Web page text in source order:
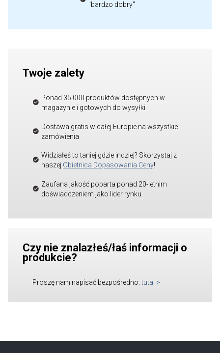
"bardzo dobry"
Twoje zalety
Ponad 35 000 produktów dostępnych w
magazynie i gotowych do wysyłki
Dostawa gratis w całej Europie na wszystkie
zamówienia
Widziałeś to taniej gdzie indziej? Skorzystaj z
naszej Obietnica Dopasowania Ceny!
Zaufana jakość poparta ponad 20-letnim
doświadczeniem jako lider rynku
Czy nie znalazłeś/łaś informacji o
produkcie?
Proszę nam napisać bezpośredno. tutaj >